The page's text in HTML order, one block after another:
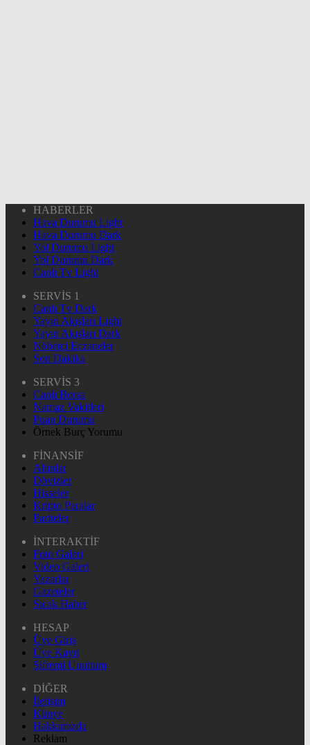
HABERLER
Hava Durumu Light
Hava Durumu Dark
Yol Durumu Light
Yol Durumu Dark
Canlı Tv Light
SERVİS 1
Canlı Tv Dark
Yayın Akışları Light
Yayın Akışları Dark
Nöbetçi Eczaneler
Son Dakika
SERVİS 3
Canlı Borsa
Namaz Vakitleri
Puan Durumu
Örnek Burç Yorumu
FİNANSİF
Altınlar
Dövizler
Hisseler
Kripto Paralar
Pariteler
İNTERAKTİF
Foto Galeri
Video Galeri
Yazarlar
Gazeteler
Sıcak Haber
HESAP
Üye Giriş
Üye Kayıt
Şifremi Unuttum
DİĞER
İletişim
Künye
Hakkımızda
Reklam